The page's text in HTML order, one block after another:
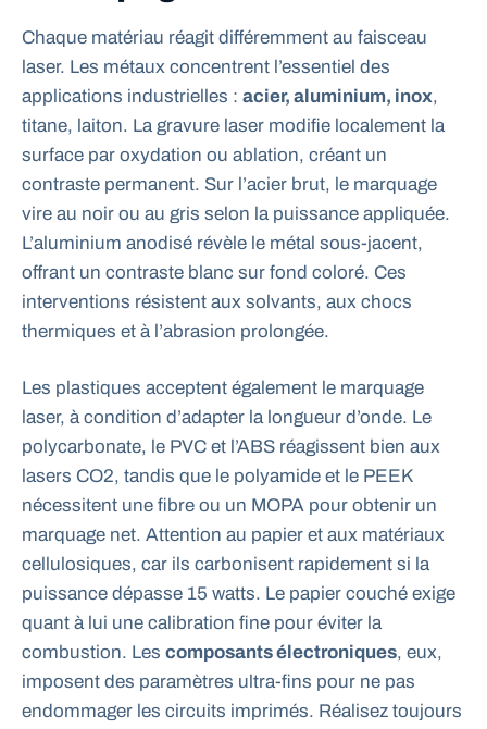
Chaque matériau réagit différemment au faisceau
laser. Les métaux concentrent l’essentiel des
applications industrielles : acier, aluminium, inox,
titane, laiton. La gravure laser modifie localement la
surface par oxydation ou ablation, créant un
contraste permanent. Sur l’acier brut, le marquage
vire au noir ou au gris selon la puissance appliquée.
L’aluminium anodisé révèle le métal sous-jacent,
offrant un contraste blanc sur fond coloré. Ces
interventions résistent aux solvants, aux chocs
thermiques et à l’abrasion prolongée.
Les plastiques acceptent également le marquage
laser, à condition d’adapter la longueur d’onde. Le
polycarbonate, le PVC et l’ABS réagissent bien aux
lasers CO2, tandis que le polyamide et le PEEK
nécessitent une fibre ou un MOPA pour obtenir un
marquage net. Attention au papier et aux matériaux
cellulosiques, car ils carbonisent rapidement si la
puissance dépasse 15 watts. Le papier couché exige
quant à lui une calibration fine pour éviter la
combustion. Les composants électroniques, eux,
imposent des paramètres ultra-fins pour ne pas
endommager les circuits imprimés. Réalisez toujours